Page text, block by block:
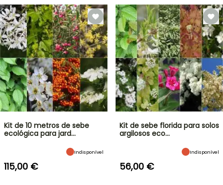
Kit de 10 metros de sebe
ecológica para jard…
Indisponível
115,00 €
Kit de sebe florida para solos
argilosos eco…
Indisponível
56,00 €